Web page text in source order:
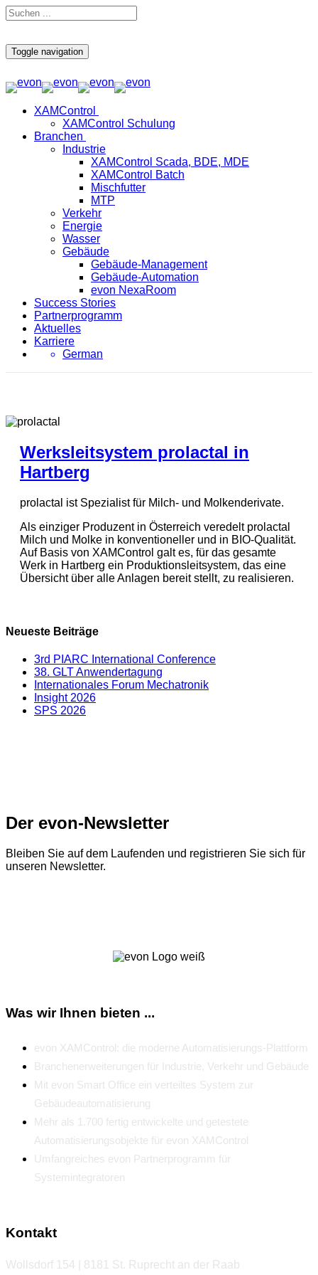
Toggle navigation
XAMControl
XAMControl Schulung
Branchen
Industrie
XAMControl Scada, BDE, MDE
XAMControl Batch
Mischfutter
MTP
Verkehr
Energie
Wasser
Gebäude
Gebäude-Management
Gebäude-Automation
evon NexaRoom
Success Stories
Partnerprogramm
Aktuelles
Karriere
German
Werksleitsystem prolactal in
Hartberg
prolactal ist Spezialist für Milch- und Molkenderivate.
Als einziger Produzent in Österreich veredelt prolactal
Milch und Molke in konventioneller und in BIO-Qualität.
Auf Basis von XAMControl galt es, für das gesamte
Werk in Hartberg ein Produktionsleitsystem, das eine
Übersicht über alle Anlagen bereit stellt, zu realisieren.
Neueste Beiträge
3rd PIARC International Conference
38. GLT Anwendertagung
Internationales Forum Mechatronik
Insight 2026
SPS 2026
Der evon-Newsletter
Bleiben Sie auf dem Laufenden und registrieren Sie sich für
unseren Newsletter.
Was wir Ihnen bieten ...
evon XAMControl: die moderne Automatisierungs-Plattform
Branchenerweiterungen für Industrie, Verkehr und Gebäude
Mit evon Smart Office ein verteiltes System zur
Gebäudeautomatisierung
Mehr als 1.700 fertig entwickelte und getestete
Automatisierungsobjekte für evon XAMControl
Umfangreiches evon Partnerprogramm für
Systemintegratoren
Kontakt
Wollsdorf 154 | 8181 St. Ruprecht an der Raab